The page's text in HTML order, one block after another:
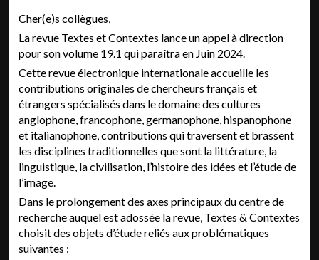
Cher(e)s collègues,
La revue Textes et Contextes lance un appel à direction
pour son volume 19.1 qui paraîtra en Juin 2024.
Cette revue électronique internationale accueille les
contributions originales de chercheurs français et
étrangers spécialisés dans le domaine des cultures
anglophone, francophone, germanophone, hispanophone
et italianophone, contributions qui traversent et brassent
les disciplines traditionnelles que sont la littérature, la
linguistique, la civilisation, l’histoire des idées et l’étude de
l’image.
Dans le prolongement des axes principaux du centre de
recherche auquel est adossée la revue, Textes & Contextes
choisit des objets d’étude reliés aux problématiques
suivantes :